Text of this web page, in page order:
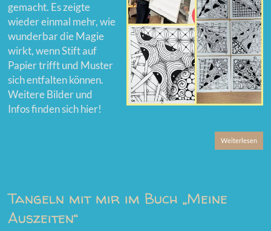
gemacht. Es zeigte
wieder einmal mehr, wie
wunderbar die Magie
wirkt, wenn Stift auf
Papier trifft und Muster
sich entfalten können.
Weitere Bilder und
Infos finden sich hier!
Weiterlesen
Tangeln mit mir im Buch „Meine
Auszeiten“